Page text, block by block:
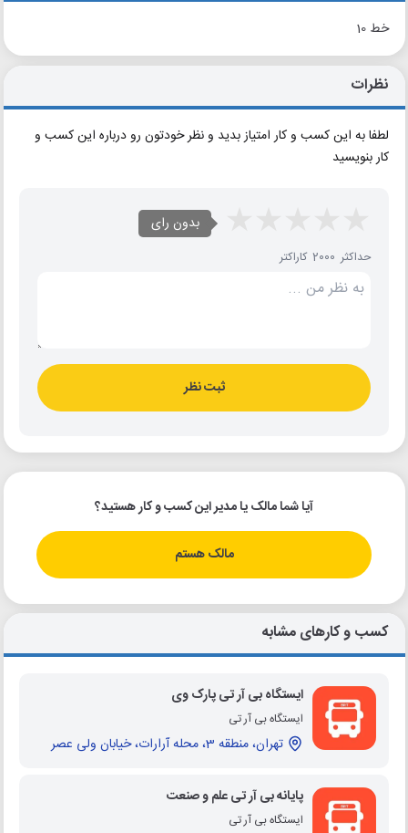
خط 10
نظرات
لطفا به این کسب و کار امتیاز بدید و نظر خودتون رو درباره این کسب و
کار بنویسید
بدون رای
حداکثر 2000 کاراکتر
ثبت نظر
آیا شما مالک یا مدیر این کسب و کار هستید؟
مالک هستم
کسب و کارهای مشابه
ایستگاه بی آر تی پارک وی
ایستگاه بی آر تی
تهران، منطقه 3، محله آرارات، خیابان ولی عصر
پایانه بی آر تی علم و صنعت
ایستگاه بی آر تی